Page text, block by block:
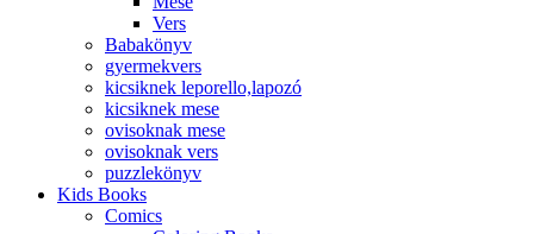
Vers
Babakönyv
gyermekvers
kicsiknek leporello,lapozó
kicsiknek mese
ovisoknak mese
ovisoknak vers
puzzlekönyv
Kids Books
Comics